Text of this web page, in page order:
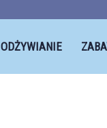
ODŻYWIANIE